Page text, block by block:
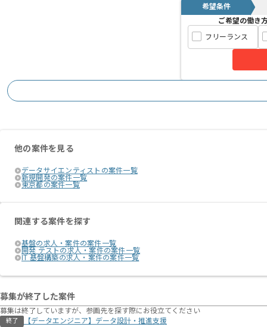
希望条件
ご希望の働き
フリーランス
他の案件を見る
データサイエンティストの案件一覧
新規開発の案件一覧
東京都の案件一覧
関連する案件を探す
基盤の求人・案件の案件一覧
開発 テストの求人・案件の案件一覧
IT 基盤構築の求人・案件の案件一覧
募集が終了した案件
募集は終了していますが、参画先を探す際にお役立てください
終了 【データエンジニア】データ設計・推進支援